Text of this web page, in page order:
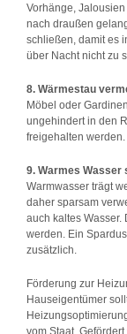
Vorhänge,
nach draußen
schließen, damit es
über Nacht nicht zu
8. Wärmestau
Möbel oder
ungehindert in den
freigehalten werden.
9. Warmes Wasser
Warmwasser trägt
daher sparsam
auch kaltes
werden. Ein
zusätzlich.
Förderung zur
Hauseigentümer
vom Staat.